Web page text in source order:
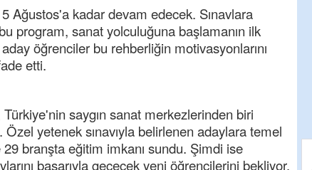
Ağustos'a kadar devam edecek. Sınavlara
program, sanat yolculuğuna başlamanın ilk
öğrenciler bu rehberliğin motivasyonlarını
etti.
saygın sanat merkezlerinden biri
yetenek sınavıyla belirlenen adaylara temel
branşta eğitim imkanı sundu. Şimdi ise
başarıyla geçecek yeni öğrencilerini bekliyor.